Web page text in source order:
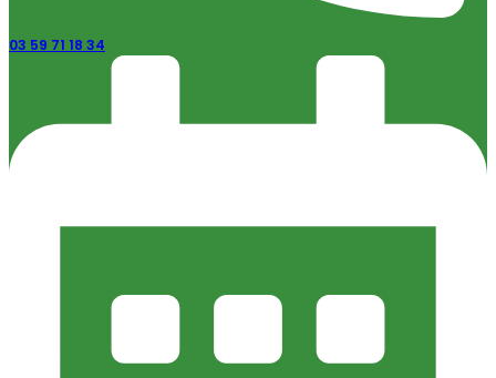
03 59 71 18 34